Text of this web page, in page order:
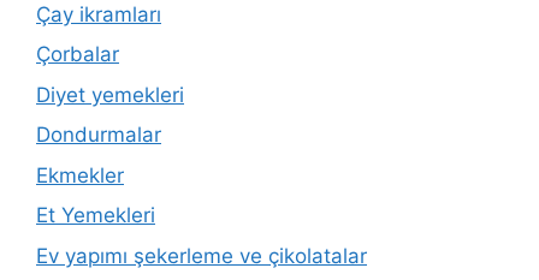
Çay ikramları
Çorbalar
Diyet yemekleri
Dondurmalar
Ekmekler
Et Yemekleri
Ev yapımı şekerleme ve çikolatalar